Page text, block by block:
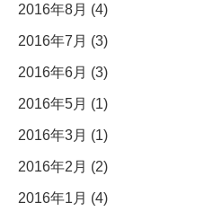
2016年8月 (4)
2016年7月 (3)
2016年6月 (3)
2016年5月 (1)
2016年3月 (1)
2016年2月 (2)
2016年1月 (4)